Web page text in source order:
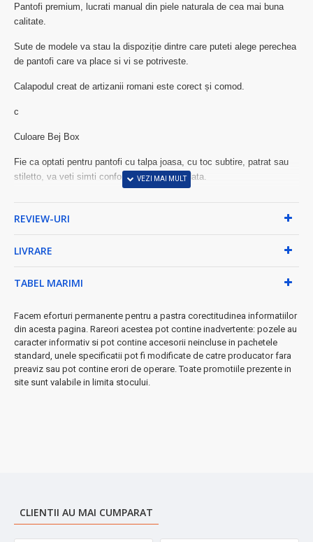
Pantofi premium, lucrati manual din piele naturala de cea mai buna
calitate.
Sute de modele va stau la dispoziție dintre care puteti alege perechea
de pantofi care va place si vi se potriveste.
Calapodul creat de artizanii romani este corect și comod.
c
Culoare Bej Box
Fie ca optati pentru pantofi cu talpa joasa, cu toc subtire, patrat sau
stiletto, va veti simti confortabil de fiecare data.
si picioarele tale dar si cu mediul inconjurator. Pantofii abordeaza stilul
sau discrete, printurile deosebite sau aplicatiile fine, fiecare pereche
mai încrezătoare. Ne asumam misiunea de îmbina calitatea,
frumusețea, comoditatea și accesibilitatea in fiecare pereche de
pantofi creata pentru a va oferi o experiență de nota 10!
Livrarea se face in 4 – 7 zile lucratoare,
REVIEW-URI
LIVRARE
TABEL MARIMI
Facem eforturi permanente pentru a pastra corectitudinea informatiilor
din acesta pagina. Rareori acestea pot contine inadvertente: pozele au
caracter informativ si pot contine accesorii neincluse in pachetele
standard, unele specificatii pot fi modificate de catre producator fara
preaviz sau pot contine erori de operare. Toate promotiile prezente in
site sunt valabile in limita stocului.
CLIENTII AU MAI CUMPARAT